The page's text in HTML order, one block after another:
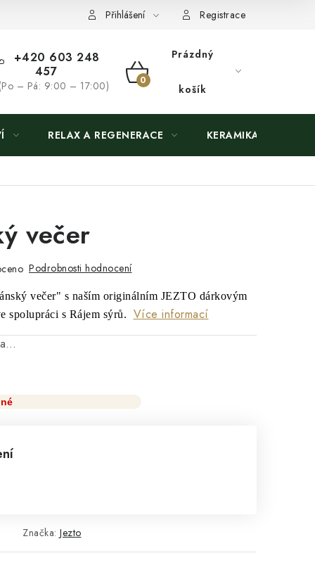
Přihlášení Registrace
+420 603 248
457
– Pá: 9:00 – 17:00)
NÁKUPNÍ
Prázdný
košík
RELAX A REGENERACE KERAMIKA
večer
Podrobnosti hodnocení
večer" s naším originálním JEZTO dárkovým
spolupráci s Rájem sýrů.
Více informací
Značka: Jezto